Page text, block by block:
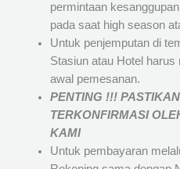
permintaan
pada saat high season
Untuk penjemputan di
Stasiun atau Hotel
awal pemesanan.
PENTING !!!
TERKONFIRMASI
KAMI
Untuk pembayaran